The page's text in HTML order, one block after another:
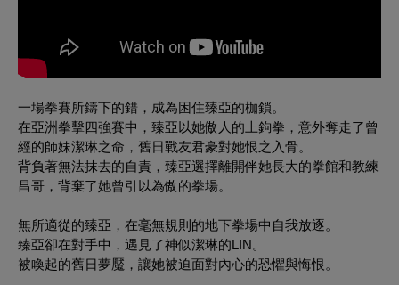
一場拳賽所鑄下的錯，成為困住臻亞的枷鎖。
在亞洲拳擊四強賽中，臻亞以她傲人的上鉤拳，意外奪走了曾
經的師妹潔琳之命，舊日戰友君豪對她恨之入骨。
背負著無法抹去的自責，臻亞選擇離開伴她長大的拳館和教練
昌哥，背棄了她曾引以為傲的拳場。
無所適從的臻亞，在毫無規則的地下拳場中自我放逐。
臻亞卻在對手中，遇見了神似潔琳的LIN。
被喚起的舊日夢魘，讓她被迫面對內心的恐懼與悔恨。